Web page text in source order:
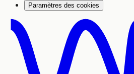
Paramètres des cookies